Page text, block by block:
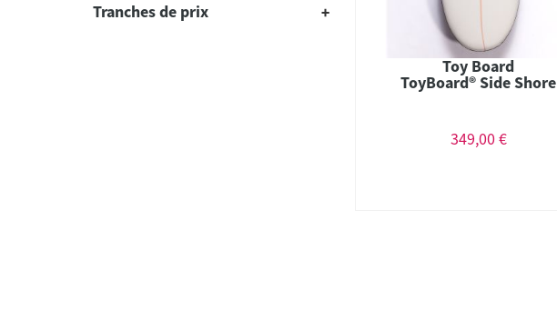
Tranches de prix
Toy Board
ToyBoard® Side Shore
349,00 €